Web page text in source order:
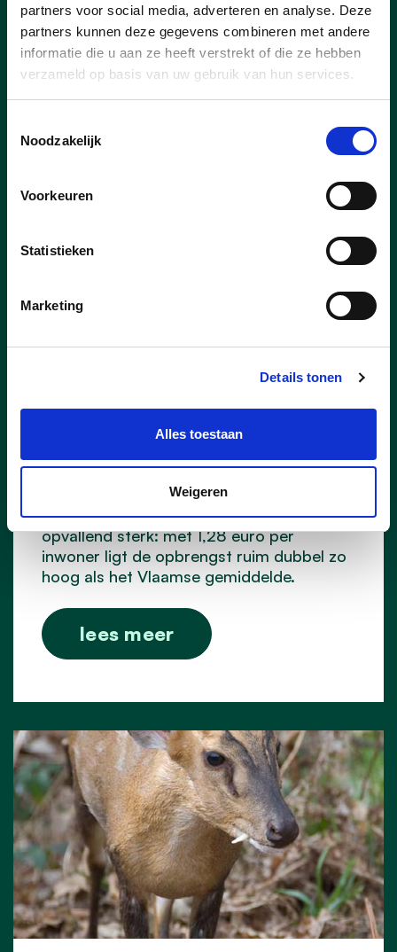
partners voor social media, adverteren en analyse. Deze
partners kunnen deze gegevens combineren met andere
informatie die u aan ze heeft verstrekt of die ze hebben
verzameld op basis van uw gebruik van hun services.
Noodzakelijk
Voorkeuren
Statistieken
Marketing
Details tonen
Alles toestaan
Weigeren
Nieuws
Pelt scoort in Vlaamse top-
Vorig jaar haalde Pelt 44 425 euro op
gemeente op de vijftiende plaats in
Vlaanderen en op de derde plaats in
Limburg. Ook per inwoner scoort Pelt
opvallend sterk: met 1,28 euro per
inwoner ligt de opbrengst ruim dubbel zo
hoog als het Vlaamse gemiddelde.
lees meer